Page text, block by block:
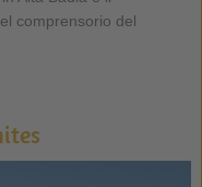
comprensorio del